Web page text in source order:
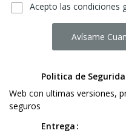
Acepto las condiciones
Avísame
Politica de
Web con ultimas versiones,
seguros
Entrega